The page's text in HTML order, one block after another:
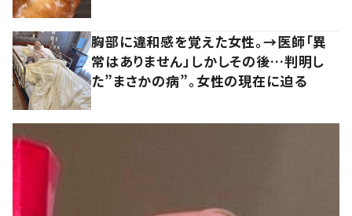
胸部に違和感を覚えた女性。→医師「異
常はありません」しかしその後…判明し
た”まさかの病”。女性の現在に迫る